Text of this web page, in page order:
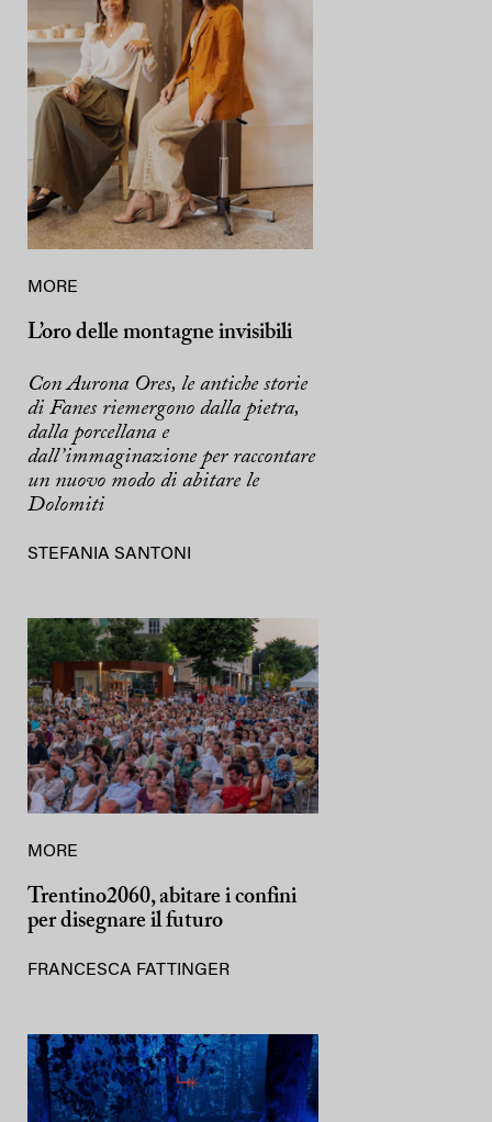
MORE
L’oro delle montagne invisibili
Con Aurona Ores, le antiche storie
di Fanes riemergono dalla pietra,
dalla porcellana e
dall’immaginazione per raccontare
un nuovo modo di abitare le
Dolomiti
STEFANIA SANTONI
MORE
Trentino2060, abitare i confini
per disegnare il futuro
FRANCESCA FATTINGER